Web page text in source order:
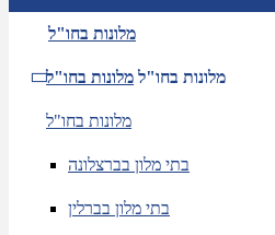
מלונות בחו"ל
מלונות בחו"ל מלונות בחו"ל
מלונות בחו"ל
בתי מלון בברצלונה
בתי מלון בברלין